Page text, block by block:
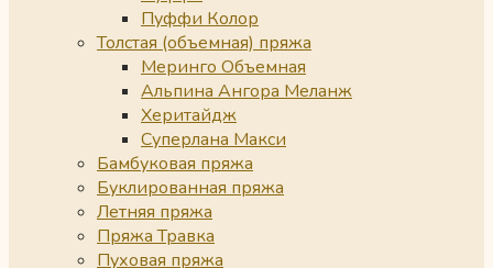
Пуффи Колор
Толстая (объемная) пряжа
Меринго Объемная
Альпина Ангора Меланж
Херитайдж
Суперлана Макси
Бамбуковая пряжа
Буклированная пряжа
Летняя пряжа
Пряжа Травка
Пуховая пряжа